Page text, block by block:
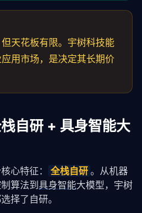
天花板有限。宇树科技能
用市场，是决定其长期价
自研 + 具身智能大
心特征： 全栈自研 。从机器
算法到 具身智能大模型，宇树
择了自研。